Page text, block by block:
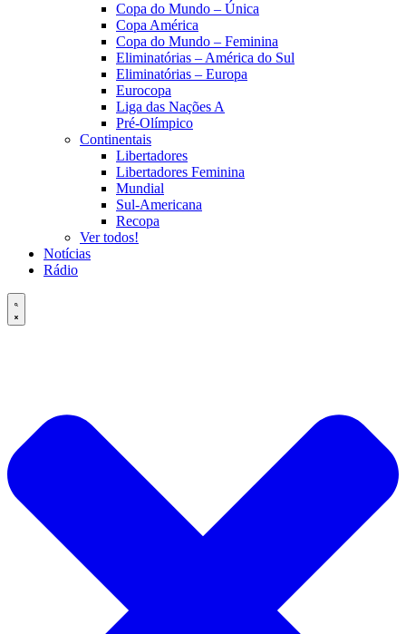
Copa do Mundo – Única
Copa América
Copa do Mundo – Feminina
Eliminatórias – América do Sul
Eliminatórias – Europa
Eurocopa
Liga das Nações A
Pré-Olímpico
Continentais
Libertadores
Libertadores Feminina
Mundial
Sul-Americana
Recopa
Ver todos!
Notícias
Rádio